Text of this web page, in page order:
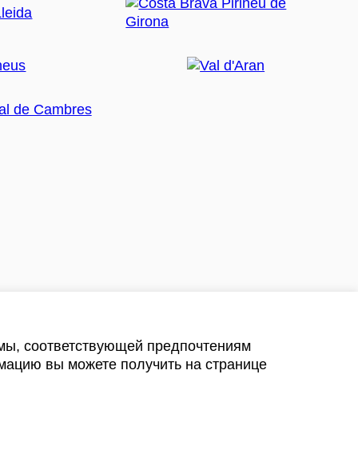
соответствующей предпочтениям
вы можете получить на странице